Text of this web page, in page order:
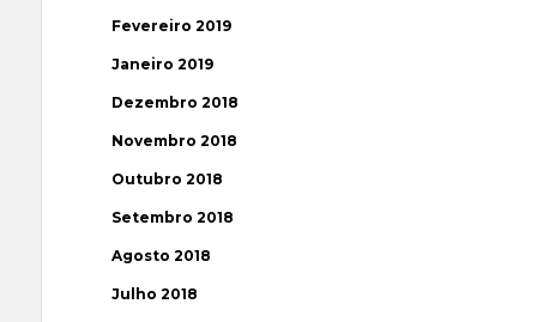
Fevereiro 2019
Janeiro 2019
Dezembro 2018
Novembro 2018
Outubro 2018
Setembro 2018
Agosto 2018
Julho 2018